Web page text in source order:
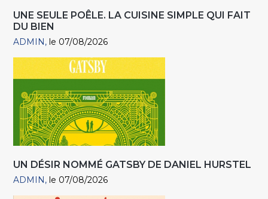
UNE SEULE POÊLE. LA CUISINE SIMPLE QUI FAIT
DU BIEN
ADMIN le 07/08/2026
UN DÉSIR NOMMÉ GATSBY DE DANIEL HURSTEL
ADMIN le 07/08/2026